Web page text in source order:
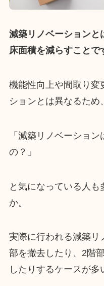
減築リノベーションと
床面積を減らすことで
機能性向上や間取り変
ションとは異なるため、
「減築リノベーショ
の？」
と気になっている人も
か。
実際に行われる減築リ
部を撤去したり、2階
したりするケースが多